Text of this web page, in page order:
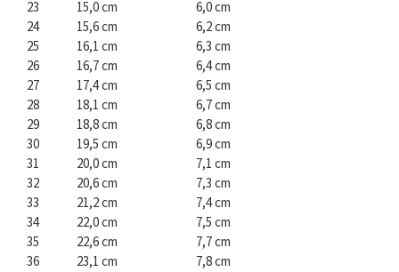
23
15,0 cm
6,0 cm
24
15,6 cm
6,2 cm
25
16,1 cm
6,3 cm
26
16,7 cm
6,4 cm
27
17,4 cm
6,5 cm
28
18,1 cm
6,7 cm
29
18,8 cm
6,8 cm
30
19,5 cm
6,9 cm
31
20,0 cm
7,1 cm
32
20,6 cm
7,3 cm
33
21,2 cm
7,4 cm
34
22,0 cm
7,5 cm
35
22,6 cm
7,7 cm
36
23,1 cm 7,8 cm